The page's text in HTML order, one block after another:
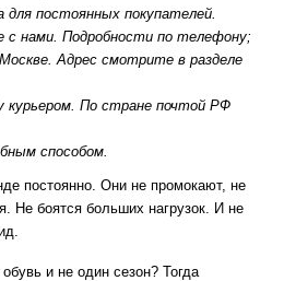
для постоянных покупателей.
с нами. Подробности по телефону;
Адрес смотрите в разделе
курьером. По стране почтой РФ
способом.
постоянно. Они не промокают, не
Не боятся больших нагрузок. И не
и не один сезон? Тогда